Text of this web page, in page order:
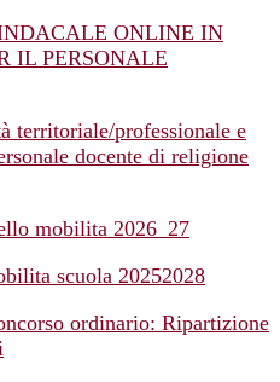
ONLINE IN
IL PERSONALE
territoriale/professionale e
docente di religione
mobilita 2026_27
scuola 20252028
ordinario: Ripartizione